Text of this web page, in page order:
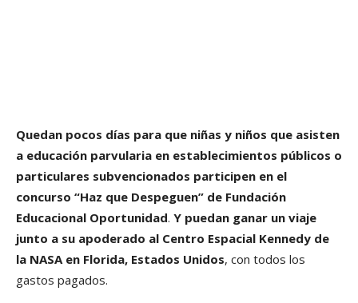
Quedan pocos días para que niñas y niños que asisten
a educación parvularia en establecimientos públicos o
particulares subvencionados participen en el
concurso “Haz que Despeguen” de Fundación
Educacional Oportunidad. Y puedan ganar un viaje
junto a su apoderado al Centro Espacial Kennedy de
la NASA en Florida, Estados Unidos, con todos los
gastos pagados.